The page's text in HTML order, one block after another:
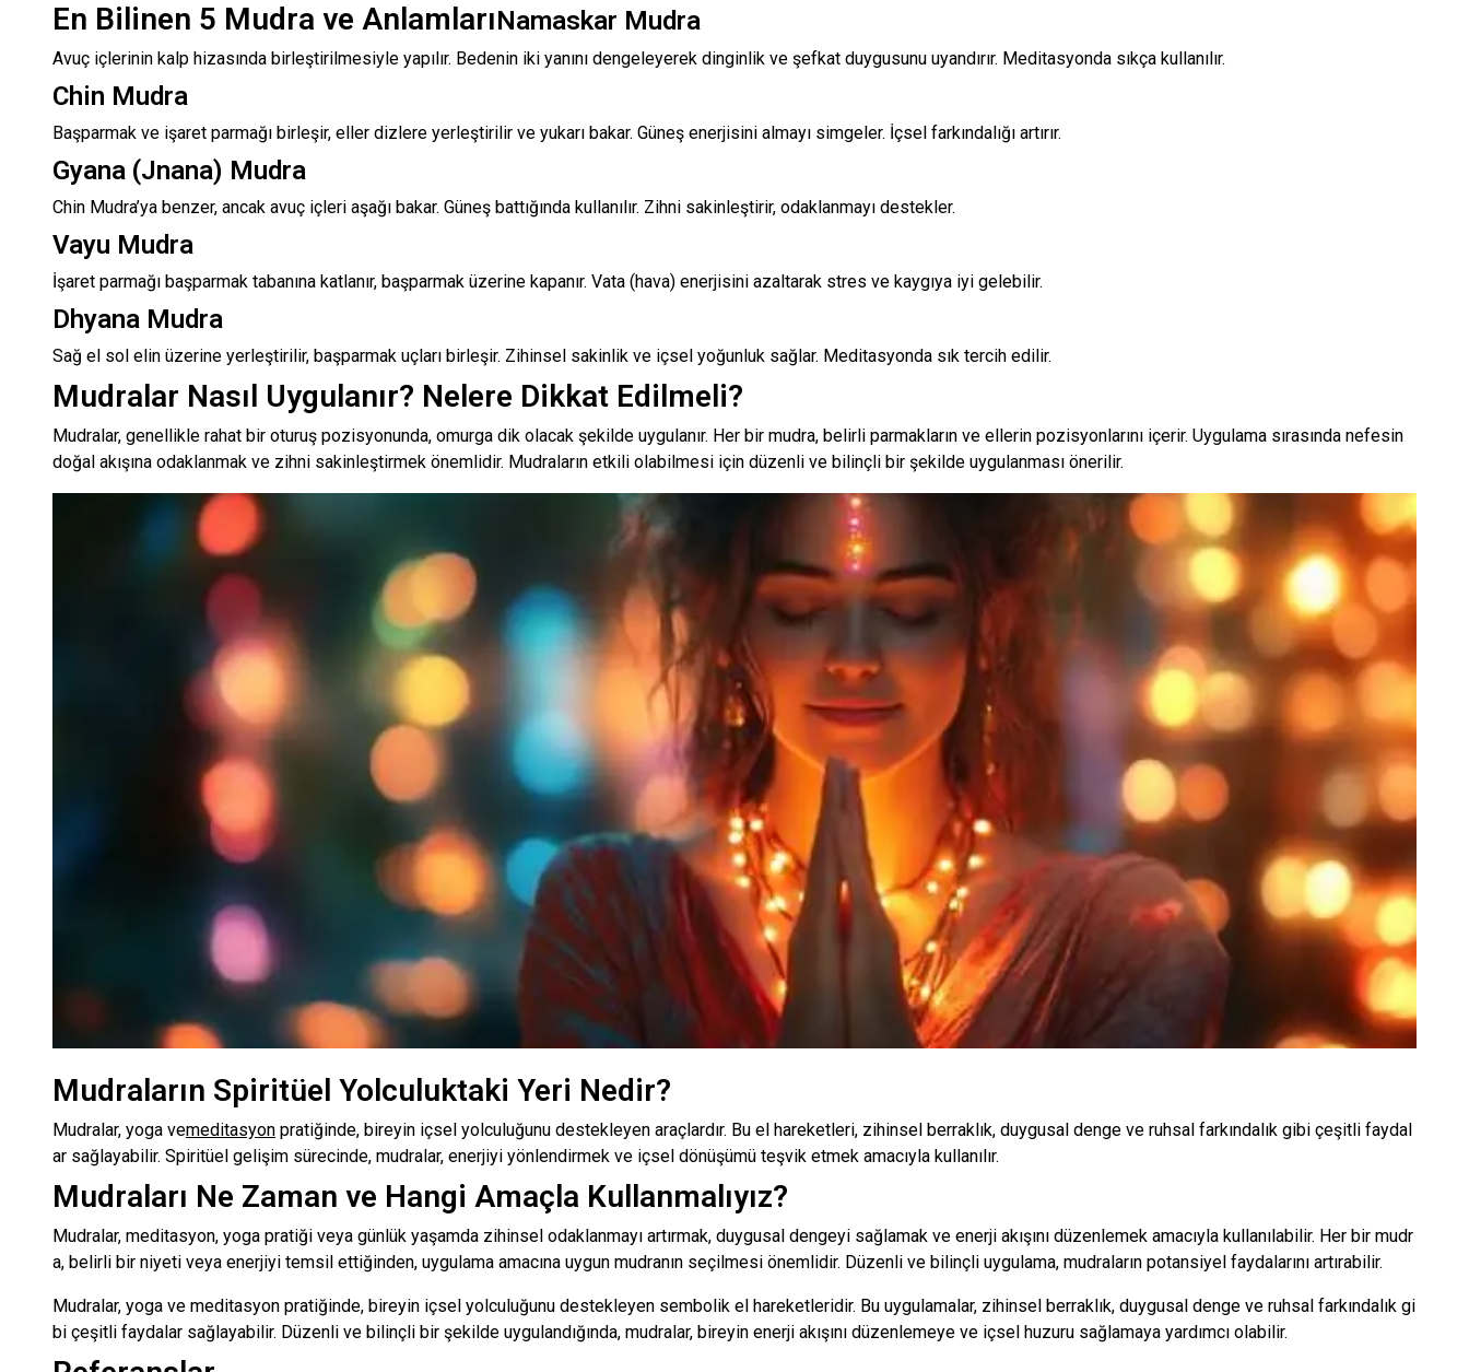
En Bilinen 5 Mudra ve AnlamlarıNamaskar Mudra
Avuç içlerinin kalp hizasında birleştirilmesiyle yapılır. Bedenin iki yanını dengeleyerek dinginlik ve şefkat duygusunu uyandırır. Meditasyonda sıkça kullanılır.
Chin Mudra
Başparmak ve işaret parmağı birleşir, eller dizlere yerleştirilir ve yukarı bakar. Güneş enerjisini almayı simgeler. İçsel farkındalığı artırır.
Gyana (Jnana) Mudra
Chin Mudra’ya benzer, ancak avuç içleri aşağı bakar. Güneş battığında kullanılır. Zihni sakinleştirir, odaklanmayı destekler.
Vayu Mudra
İşaret parmağı başparmak tabanına katlanır, başparmak üzerine kapanır. Vata (hava) enerjisini azaltarak stres ve kaygıya iyi gelebilir.
Dhyana Mudra
Sağ el sol elin üzerine yerleştirilir, başparmak uçları birleşir. Zihinsel sakinlik ve içsel yoğunluk sağlar. Meditasyonda sık tercih edilir.
Mudralar Nasıl Uygulanır? Nelere Dikkat Edilmeli?
Mudralar, genellikle rahat bir oturuş pozisyonunda, omurga dik olacak şekilde uygulanır. Her bir mudra, belirli parmakların ve ellerin pozisyonlarını içerir. Uygulama sırasında nefesin
doğal akışına odaklanmak ve zihni sakinleştirmek önemlidir. Mudraların etkili olabilmesi için düzenli ve bilinçli bir şekilde uygulanması önerilir.
Mudraların Spiritüel Yolculuktaki Yeri Nedir?
Mudralar, yoga vemeditasyon pratiğinde, bireyin içsel yolculuğunu destekleyen araçlardır. Bu el hareketleri, zihinsel berraklık, duygusal denge ve ruhsal farkındalık gibi çeşitli faydal
ar sağlayabilir. Spiritüel gelişim sürecinde, mudralar, enerjiyi yönlendirmek ve içsel dönüşümü teşvik etmek amacıyla kullanılır.
Mudraları Ne Zaman ve Hangi Amaçla Kullanmalıyız?
Mudralar, meditasyon, yoga pratiği veya günlük yaşamda zihinsel odaklanmayı artırmak, duygusal dengeyi sağlamak ve enerji akışını düzenlemek amacıyla kullanılabilir. Her bir mudr
a, belirli bir niyeti veya enerjiyi temsil ettiğinden, uygulama amacına uygun mudranın seçilmesi önemlidir. Düzenli ve bilinçli uygulama, mudraların potansiyel faydalarını artırabilir.
Mudralar, yoga ve meditasyon pratiğinde, bireyin içsel yolculuğunu destekleyen sembolik el hareketleridir. Bu uygulamalar, zihinsel berraklık, duygusal denge ve ruhsal farkındalık gi
bi çeşitli faydalar sağlayabilir. Düzenli ve bilinçli bir şekilde uygulandığında, mudralar, bireyin enerji akışını düzenlemeye ve içsel huzuru sağlamaya yardımcı olabilir.